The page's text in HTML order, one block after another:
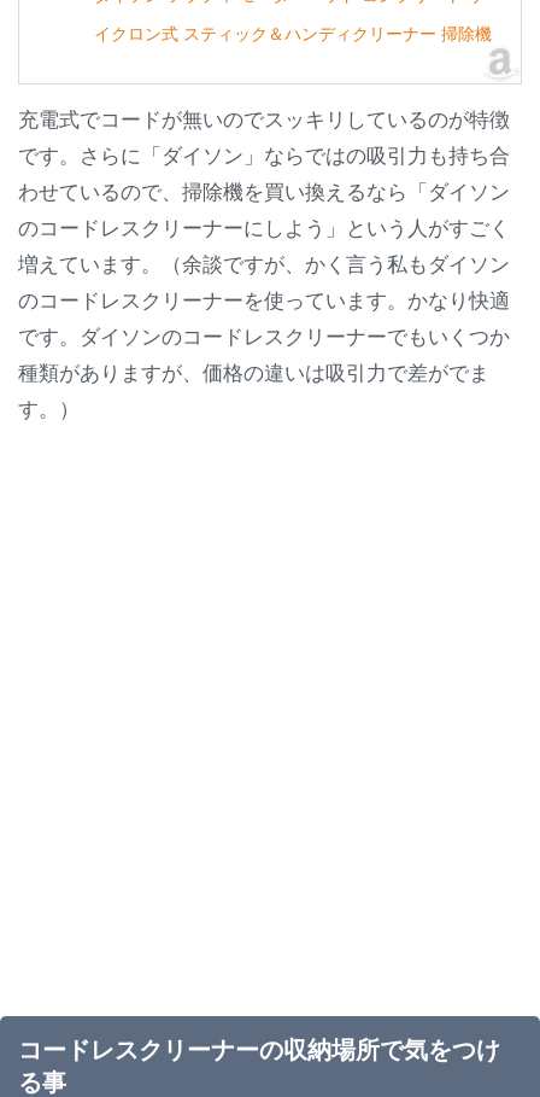
イクロン式 スティック＆ハンディクリーナー 掃除機
充電式でコードが無いのでスッキリしているのが特徴
です。さらに「ダイソン」ならではの吸引力も持ち合
わせているので、掃除機を買い換えるなら「ダイソン
のコードレスクリーナーにしよう」という人がすごく
増えています。（余談ですが、かく言う私もダイソン
のコードレスクリーナーを使っています。かなり快適
です。ダイソンのコードレスクリーナーでもいくつか
種類がありますが、価格の違いは吸引力で差がでま
す。）
コードレスクリーナーの収納場所で気をつけ
る事